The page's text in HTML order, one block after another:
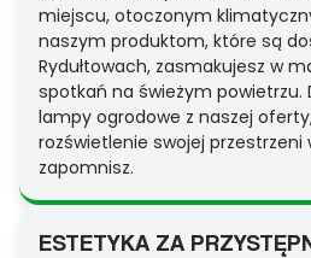
miejscu, otoczonym
naszym produktom, które są
Rydułtowach, zasmakujesz w
spotkań na świeżym powietrzu.
lampy ogrodowe z naszej
rozświetlenie swojej przestrzeni
zapomnisz.
ESTETYKA ZA